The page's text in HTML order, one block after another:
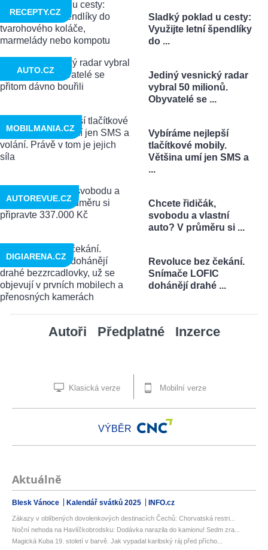
Sladký poklad u cesty:
Využijte letní špendlíky
do ...
RECEPTY.CZ
Jediný vesnický radar
vybral 50 milionů.
Obyvatelé se ...
AUTO.CZ
Vybíráme nejlepší
tlačítkové mobily.
Většina umí jen SMS a
...
MOBILMANIA.CZ
Chcete řidičák,
svobodu a vlastní
auto? V průměru si ...
AUTOREVUE.CZ
Revoluce bez čekání.
Snímače LOFIC
dohánějí drahé ...
DIGIARENA.CZ
Autoři Předplatné Inzerce
Klasická verze Mobilní verze
VÝBĚR
Aktuálně
Blesk Vánoce Kalendář svátků 2025 INFO.cz
Zákazy v oblíbených dovolenkových destinacích Čechů: Chorvatská restri...
Noční nehoda na Havlíčkobrodsku: Dodávka narazila do kamionu! Sedm zra...
Magická Kuba 19. století v barvě. Jak vypadal karibský ráj před přícho...